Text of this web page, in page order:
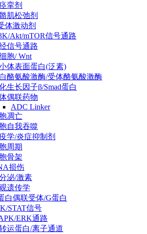
挛剂
肌松弛剂
体激动剂
Akt/mTOR信号通路
信号通路
胞/ Wnt
体表面蛋白(泛素)
酪氨酸激酶/受体酪氨酸激酶
生长因子β/Smad蛋白
偶联药物
ADC Linker
凋亡
自我吞噬
学/炎症抑制剂
周期
骨架
损伤
泌/激素
遗传学
白偶联受体/G蛋白
STAT信号
ERK通路
运蛋白/离子通道